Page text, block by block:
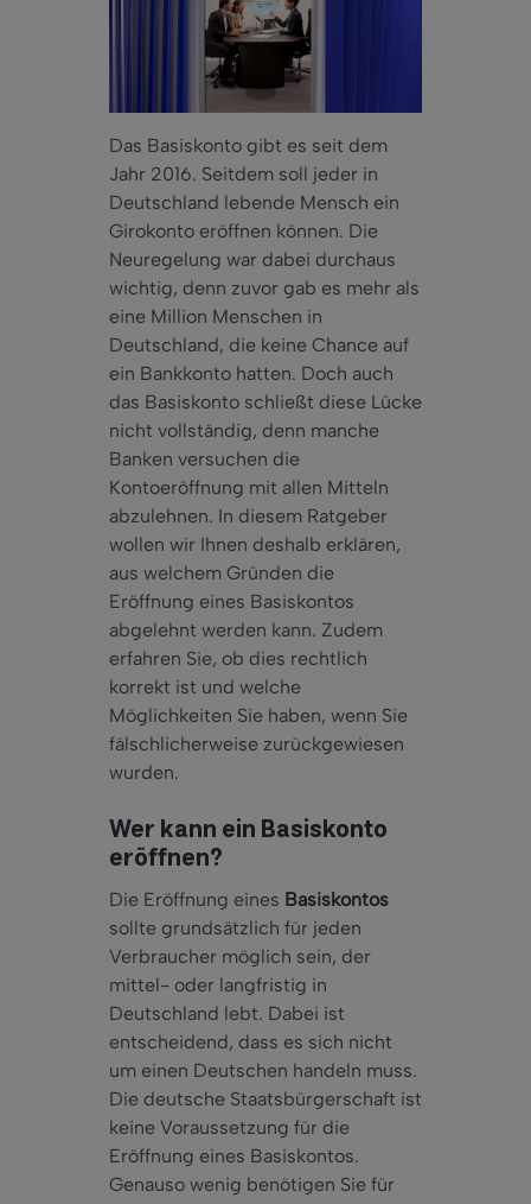
Das Basiskonto gibt es seit dem
Jahr 2016. Seitdem soll jeder in
Deutschland lebende Mensch ein
Girokonto eröffnen können. Die
Neuregelung war dabei durchaus
wichtig, denn zuvor gab es mehr als
eine Million Menschen in
Deutschland, die keine Chance auf
ein Bankkonto hatten. Doch auch
das Basiskonto schließt diese Lücke
nicht vollständig, denn manche
Banken versuchen die
Kontoeröffnung mit allen Mitteln
abzulehnen. In diesem Ratgeber
wollen wir Ihnen deshalb erklären,
aus welchem Gründen die
Eröffnung eines Basiskontos
abgelehnt werden kann. Zudem
erfahren Sie, ob dies rechtlich
korrekt ist und welche
Möglichkeiten Sie haben, wenn Sie
fälschlicherweise zurückgewiesen
wurden.
Wer kann ein Basiskonto
eröffnen?
Die Eröffnung eines Basiskontos
sollte grundsätzlich für jeden
Verbraucher möglich sein, der
mittel- oder langfristig in
Deutschland lebt. Dabei ist
entscheidend, dass es sich nicht
um einen Deutschen handeln muss.
Die deutsche Staatsbürgerschaft ist
keine Voraussetzung für die
Eröffnung eines Basiskontos.
Genauso wenig benötigen Sie für